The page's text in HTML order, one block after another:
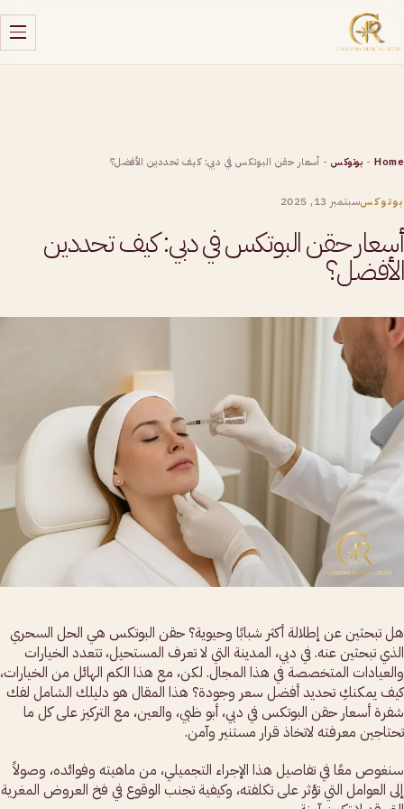
Home
- بوتوكس- أسعار حقن البوتكس في دبي: كيف تحددين الأفضل؟
بوتوكسسبتمبر 13, 2025
أسعار حقن البوتكس في دبي: كيف تحددين
الأفضل؟
هل تبحثين عن إطلالة أكثر شبابًا وحيوية؟ حقن البوتكس هي الحل السحري
الذي تبحثين عنه. في دبي، المدينة التي لا تعرف المستحيل، تتعدد الخيارات
والعيادات المتخصصة في هذا المجال. لكن، مع هذا الكم الهائل من الخيارات،
كيف يمكنكِ تحديد أفضل سعر وجودة؟ هذا المقال هو دليلك الشامل لفك
شفرة أسعار حقن البوتكس في دبي، أبو ظبي، والعين، مع التركيز على كل ما
تحتاجين معرفته لاتخاذ قرار مستنير وآمن.
سنغوص معًا في تفاصيل هذا الإجراء التجميلي، من ماهيته وفوائده، وصولاً
إلى العوامل التي تؤثر على تكلفته، وكيفية تجنب الوقوع في فخ العروض المغرية